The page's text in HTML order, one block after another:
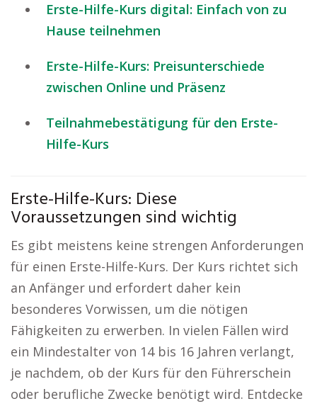
Erste-Hilfe-Kurs digital: Einfach von zu
Hause teilnehmen
Erste-Hilfe-Kurs: Preisunterschiede
zwischen Online und Präsenz
Teilnahmebestätigung für den Erste-
Hilfe-Kurs
Erste-Hilfe-Kurs: Diese
Voraussetzungen sind wichtig
Es gibt meistens keine strengen Anforderungen
für einen Erste-Hilfe-Kurs. Der Kurs richtet sich
an Anfänger und erfordert daher kein
besonderes Vorwissen, um die nötigen
Fähigkeiten zu erwerben. In vielen Fällen wird
ein Mindestalter von 14 bis 16 Jahren verlangt,
je nachdem, ob der Kurs für den Führerschein
oder berufliche Zwecke benötigt wird. Entdecke